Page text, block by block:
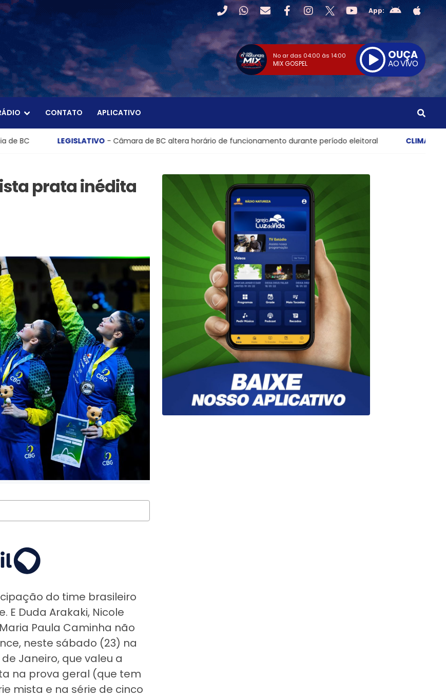
App:
No ar das 04:00 às 14:00
MIX GOSPEL
OUÇA
AO VIVO
CONTATO APLICATIVO
- Câmara de BC altera horário de funcionamento durante período eleitoral CLIMA- Ciclone-bomba se
prata inédita
do time brasileiro
Duda Arakaki, Nicole
Paula Caminha não
neste sábado (23) na
Janeiro, que valeu a
na prova geral (que tem
mista e na série de cinco